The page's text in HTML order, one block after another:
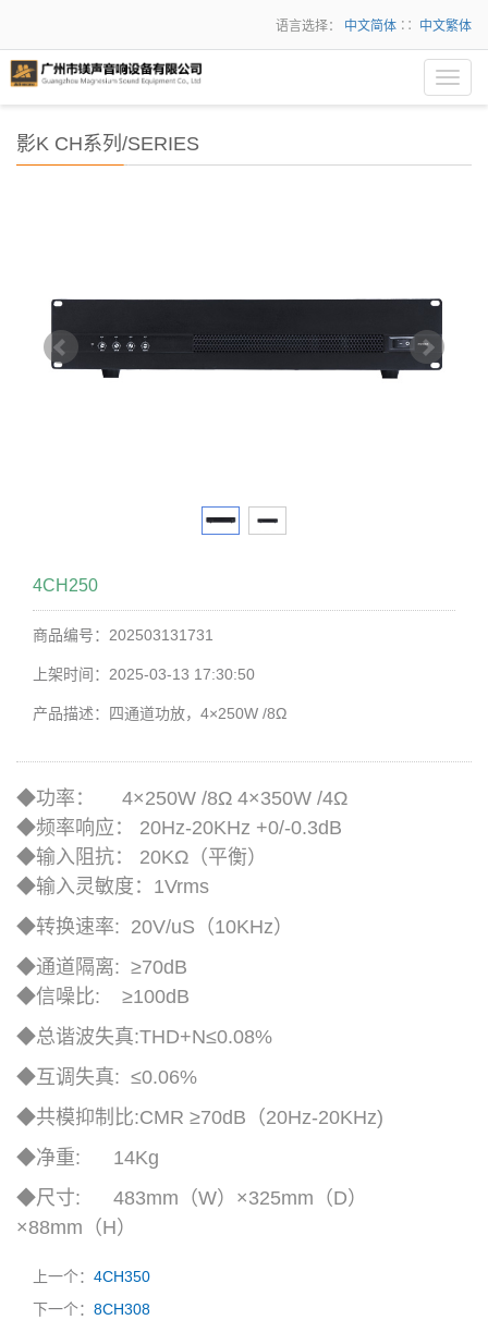
语言选择： 中文简体 ∷ 中文繁体
影K CH系列/SERIES
4CH250
商品编号：202503131731
上架时间：2025-03-13 17:30:50
产品描述：四通道功放，4×250W /8Ω
◆功率： 4×250W /8Ω 4×350W /4Ω
◆频率响应： 20Hz-20KHz +0/-0.3dB
◆输入阻抗： 20KΩ（平衡）
◆输入灵敏度：1Vrms
◆转换速率: 20V/uS（10KHz）
◆通道隔离: ≥70dB
◆信噪比: ≥100dB
◆总谐波失真:THD+N≤0.08%
◆互调失真: ≤0.06%
◆共模抑制比:CMR ≥70dB（20Hz-20KHz)
◆净重: 14Kg
◆尺寸: 483mm（W）×325mm（D）
×88mm（H）
上一个： 4CH350
下一个： 8CH308